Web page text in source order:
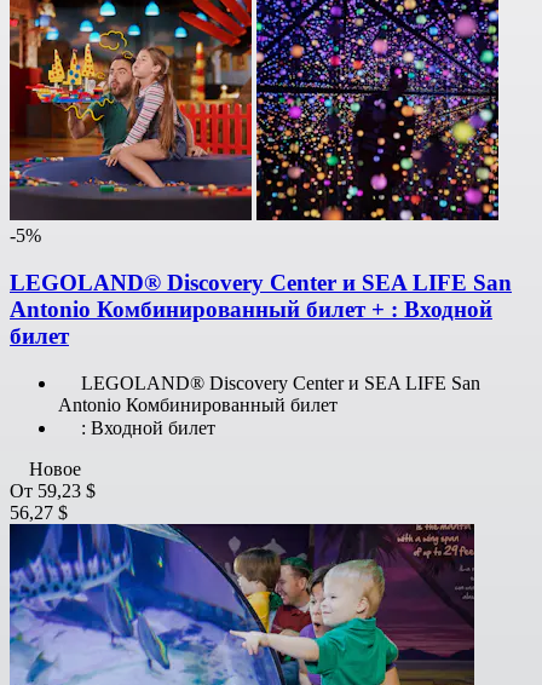
-5%
LEGOLAND® Discovery Center и SEA LIFE San
Antonio Комбинированный билет + : Входной
билет
LEGOLAND® Discovery Center и SEA LIFE San
Antonio Комбинированный билет
: Входной билет
Новое
От 59,23 $
56,27 $